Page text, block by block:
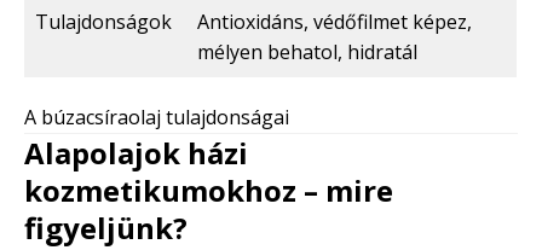
Tulajdonságok
Antioxidáns, védőfilmet képez,
mélyen behatol, hidratál
A búzacsíraolaj tulajdonságai
Alapolajok házi
kozmetikumokhoz – mire
figyeljünk?